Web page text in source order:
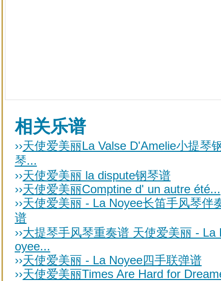
相关乐谱
››天使爱美丽La Valse D'Amelie小提琴
琴...
››天使爱美丽 la dispute钢琴谱
››天使爱美丽Comptine d' un autre été...
››天使爱美丽 - La Noyee长笛手风琴伴
谱
››大提琴手风琴重奏谱 天使爱美丽 - La
oyee...
››天使爱美丽 - La Noyee四手联弹谱
››天使爱美丽Times Are Hard for